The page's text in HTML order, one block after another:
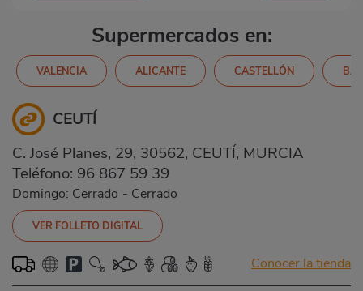
Supermercados en:
VALENCIA ALICANTE CASTELLÓN
CEUTÍ
C. José Planes, 29, 30562, CEUTÍ, MURCIA
Teléfono: 96 867 59 39
Domingo: Cerrado - Cerrado
VER FOLLETO DIGITAL
Conocer la tienda